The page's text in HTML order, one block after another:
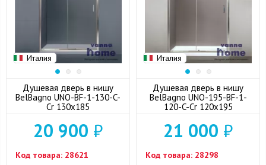
Италия
Душевая дверь в нишу
BelBagno UNO-BF-1-130-C-
Cr 130x185
20 900 ₽
Код товара: 28621
Италия
Душевая дверь в нишу
BelBagno UNO-195-BF-1-
120-C-Cr 120x195
21 000 ₽
Код товара: 28298